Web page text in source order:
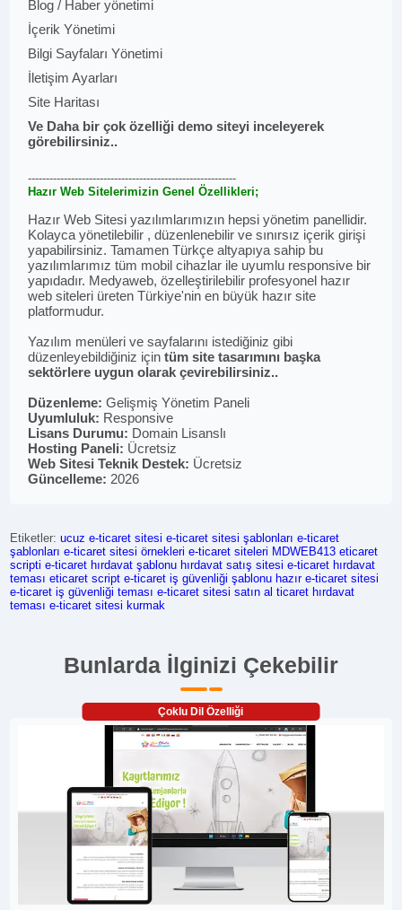
Blog / Haber yönetimi
İçerik Yönetimi
Bilgi Sayfaları Yönetimi
İletişim Ayarları
Site Haritası
Ve Daha bir çok özelliği demo siteyi inceleyerek
görebilirsiniz..
----------------------------------------------------------
Hazır Web Sitelerimizin Genel Özellikleri;
Hazır Web Sitesi yazılımlarımızın hepsi yönetim panellidir.
Kolayca yönetilebilir , düzenlenebilir ve sınırsız içerik girişi
yapabilirsiniz. Tamamen Türkçe altyapıya sahip bu
yazılımlarımız tüm mobil cihazlar ile uyumlu responsive bir
yapıdadır. Medyaweb, özelleştirilebilir profesyonel hazır
web siteleri üreten Türkiye'nin en büyük hazır site
platformudur.
Yazılım menüleri ve sayfalarını istediğiniz gibi
düzenleyebildiğiniz içintüm site tasarımını başka
sektörlere uygun olarak çevirebilirsiniz..
Düzenleme:Gelişmiş Yönetim Paneli
Uyumluluk: Responsive
Lisans Durumu: Domain Lisanslı
Hosting Paneli: Ücretsiz
Web Sitesi Teknik Destek: Ücretsiz
Güncelleme: 2026
Etiketler:ucuz e-ticaret sitesi e-ticaret sitesi şablonları e-ticaret
şablonları e-ticaret sitesi örnekleri e-ticaret siteleri MDWEB413 eticaret
scripti e-ticaret hırdavat şablonu hırdavat satış sitesi e-ticaret hırdavat
teması eticaret script e-ticaret iş güvenliği şablonu hazır e-ticaret sitesi
e-ticaret iş güvenliği teması e-ticaret sitesi satın al ticaret hırdavat
teması e-ticaret sitesi kurmak
Bunlarda İlginizi Çekebilir
Çoklu Dil Özelliği